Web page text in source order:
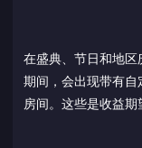
在盛典、节日和地区
期间，会出现带有
房间。这些是收益期